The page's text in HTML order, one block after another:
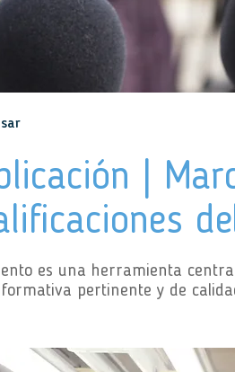
|
es una herramienta
pertinente y de